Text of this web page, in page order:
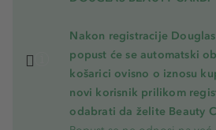
Nakon registracije
popust će se automatski
košarici ovisno o iznosu
novi korisnik prilikom
odabrati da želite Beauty